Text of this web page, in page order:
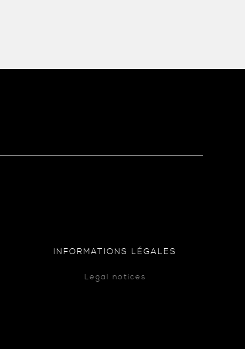
INFORMATIONS LÉGALES
Legal notices